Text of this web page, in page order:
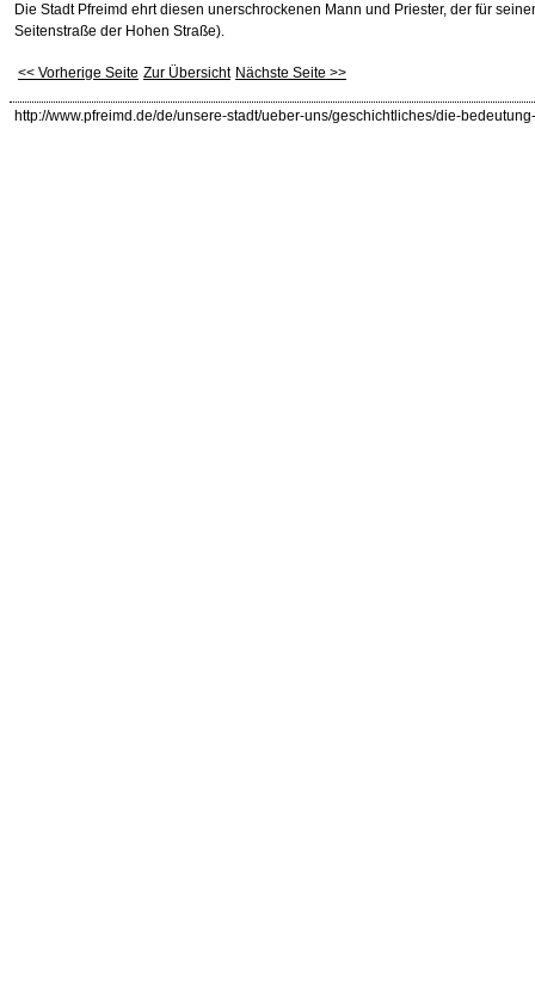
Die Stadt Pfreimd ehrt diesen unerschrockenen Mann und Priester, der für
Seitenstraße der Hohen Straße).
<< Vorherige Seite Zur Übersicht Nächste Seite >>
http://www.pfreimd.de/de/unsere-stadt/ueber-uns/geschichtliches/die-